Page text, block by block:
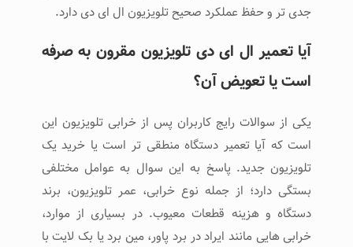
جدی ‌تر و حفظ عملکرد صحیح تلویزیون ال ای دی دارد.
آیا تعمیر ال ای دی تلویزیون مقرون ‌به ‌صرفه
است یا تعویض آن؟
یکی از سوالات رایج کاربران پس از خرابی تلویزیون این
است که آیا تعمیر دستگاه منطقی ‌تر است یا خرید یک
تلویزیون جدید. پاسخ به این سوال به عوامل مختلفی
بستگی دارد؛ از جمله نوع خرابی، عمر تلویزیون، برند
دستگاه و هزینه قطعات معیوب. در بسیاری از موارد،
خرابی ‌هایی مانند ایراد در برد پاور، مین برد یا بک ‌لایت با